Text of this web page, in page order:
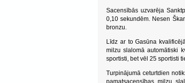
Sacensībās uzvarēja
0,10 sekundēm. Nesen
bronzu.
Līdz ar to Gasūna
milzu slalomā automātiski
sportisti, bet vēl 25 sportisti
Turpinājumā ceturtdien
pamatsacensības milzu